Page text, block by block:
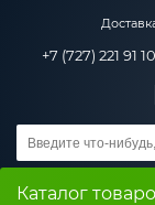
+7 (727) 221 91 10
Каталог